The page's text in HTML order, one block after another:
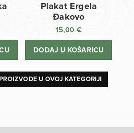
Plakat Ergela
Đakovo
15,00 €
DODAJ U KOŠARICU
U OVOJ KATEGORIJI